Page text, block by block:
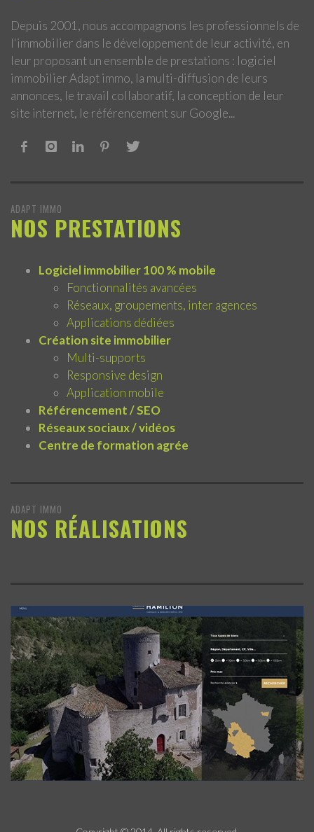
Depuis 2001, nous accompagnons les professionnels de
l'immobilier dans le développement de leur activité, en
leur proposant un ensemble de prestations : logiciel
immobilier Adapt immo, la multi-diffusion de leurs
annonces, le travail collaboratif, la conception de leur
site internet, le référencement sur Google...
ADAPT IMMO
NOS PRESTATIONS
Logiciel immobilier 100 % mobile
Fonctionnalités avancées
Réseaux, groupements, inter agences
Applications dédiées
Création site immobilier
Multi-supports
Responsive design
Application mobile
Référencement / SEO
Réseaux sociaux / vidéos
Centre de formation agrée
ADAPT IMMO
NOS RÉALISATIONS